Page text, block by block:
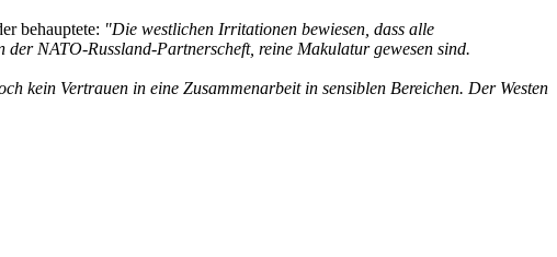
behauptete: "Die westlichen Irritationen bewiesen, dass alle
NATO-Russland-Partnerscheft, reine Makulatur gewesen sind.
kein Vertrauen in eine Zusammenarbeit in sensiblen Bereichen. Der Westen